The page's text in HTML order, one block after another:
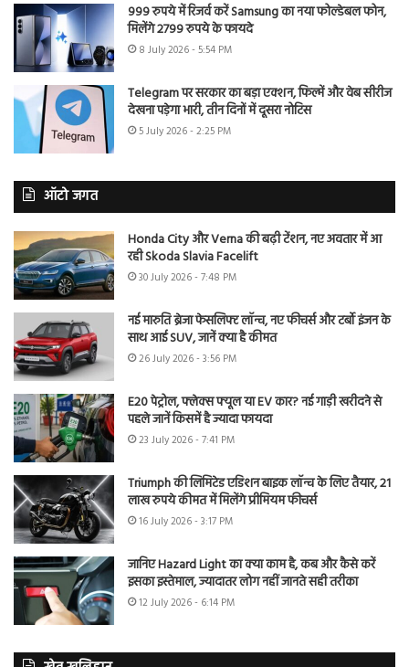
999 रुपये में रिजर्व करें Samsung का नया फोल्डेबल फोन,
मिलेंगे 2799 रुपये के फायदे
8 July 2026 - 5:54 PM
Telegram पर सरकार का बड़ा एक्शन, फिल्में और वेब सीरीज
देखना पड़ेगा भारी, तीन दिनों में दूसरा नोटिस
5 July 2026 - 2:25 PM
ऑटो जगत
Honda City और Verna की बढ़ी टेंशन, नए अवतार में आ
रही Skoda Slavia Facelift
30 July 2026 - 7:48 PM
नई मारुति ब्रेजा फेसलिफ्ट लॉन्च, नए फीचर्स और टर्बो इंजन के
साथ आई SUV, जानें क्या है कीमत
26 July 2026 - 3:56 PM
E20 पेट्रोल, फ्लेक्स फ्यूल या EV कार? नई गाड़ी खरीदने से
पहले जानें किसमें है ज्यादा फायदा
23 July 2026 - 7:41 PM
Triumph की लिमिटेड एडिशन बाइक लॉन्च के लिए तैयार, 21
लाख रुपये कीमत में मिलेंगे प्रीमियम फीचर्स
16 July 2026 - 3:17 PM
जानिए Hazard Light का क्या काम है, कब और कैसे करें
इसका इस्तेमाल, ज्यादातर लोग नहीं जानते सही तरीका
12 July 2026 - 6:14 PM